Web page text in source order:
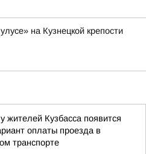
на Кузнецкой крепости
жителей Кузбасса появится
оплаты проезда в
транспорте